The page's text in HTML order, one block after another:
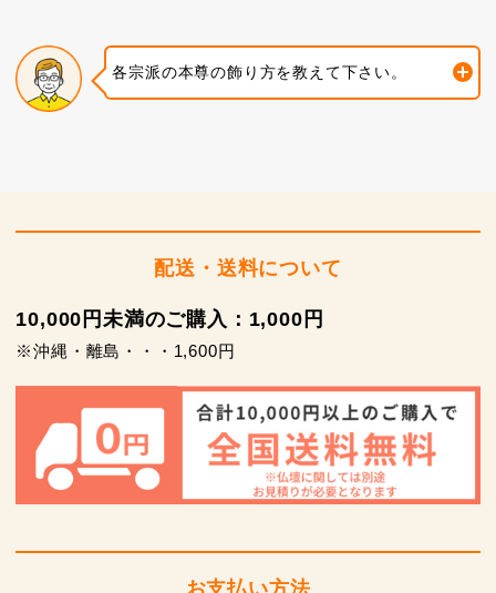
各宗派の本尊の飾り方を教えて下さい。
配送・送料について
10,000円未満のご購入：1,000円
※沖縄・離島・・・1,600円